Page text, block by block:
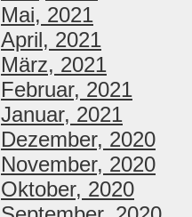
Mai, 2021
April, 2021
März, 2021
Februar, 2021
Januar, 2021
Dezember, 2020
November, 2020
Oktober, 2020